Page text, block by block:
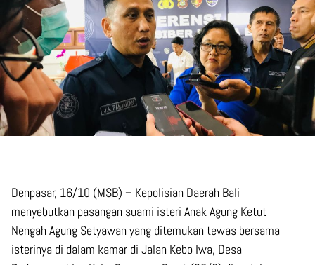
Denpasar, 16/10 (MSB) – Kepolisian Daerah Bali
menyebutkan ​​​​​pasangan suami isteri Anak Agung Ketut
Nengah Agung Setyawan yang ditemukan tewas bersama
isterinya di dalam kamar di Jalan Kebo Iwa, Desa